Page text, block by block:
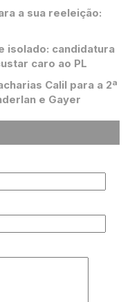
a sua reeleição:
isolado: candidatura
caro ao PL
Calil para a 2ª
e Gayer